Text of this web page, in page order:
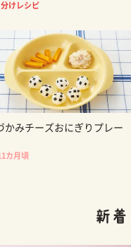
けレシピ
かみチーズおにぎりプレー
カ月頃